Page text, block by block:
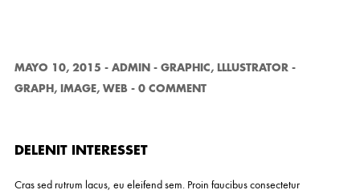
MAYO 10, 2015 - ADMIN - GRAPHIC, LLLUSTRATOR -
GRAPH , IMAGE, WEB - 0 COMMENT
DELENIT INTERESSET
Cras sed rutrum lacus, eu eleifend sem. Proin faucibus consectetur